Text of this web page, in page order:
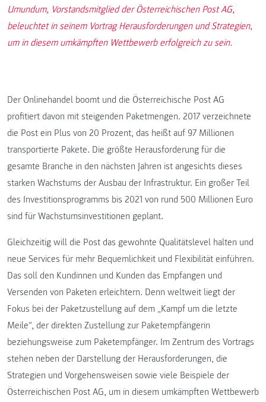
Umundum, Vorstandsmitglied der Österreichischen Post AG,
beleuchtet in seinem Vortrag Herausforderungen und Strategien,
um in diesem umkämpften Wettbewerb erfolgreich zu sein.
Der Onlinehandel boomt und die Österreichische Post AG
profitiert davon mit steigenden Paketmengen. 2017 verzeichnete
die Post ein Plus von 20 Prozent, das heißt auf 97 Millionen
transportierte Pakete. Die größte Herausforderung für die
gesamte Branche in den nächsten Jahren ist angesichts dieses
starken Wachstums der Ausbau der Infrastruktur. Ein großer Teil
des Investitionsprogramms bis 2021 von rund 500 Millionen Euro
sind für Wachstumsinvestitionen geplant.
Gleichzeitig will die Post das gewohnte Qualitätslevel halten und
neue Services für mehr Bequemlichkeit und Flexibilität einführen.
Das soll den Kundinnen und Kunden das Empfangen und
Versenden von Paketen erleichtern. Denn weltweit liegt der
Fokus bei der Paketzustellung auf dem „Kampf um die letzte
Meile“, der direkten Zustellung zur Paketempfängerin
beziehungsweise zum Paketempfänger. Im Zentrum des Vortrags
stehen neben der Darstellung der Herausforderungen, die
Strategien und Vorgehensweisen sowie viele Beispiele der
Österreichischen Post AG, um in diesem umkämpften Wettbewerb